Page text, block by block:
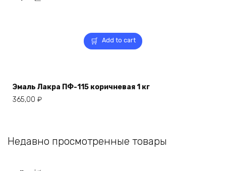
Add to cart
Эмаль Лакра ПФ-115 коричневая 1 кг
365,00 ₽
Недавно просмотренные товары